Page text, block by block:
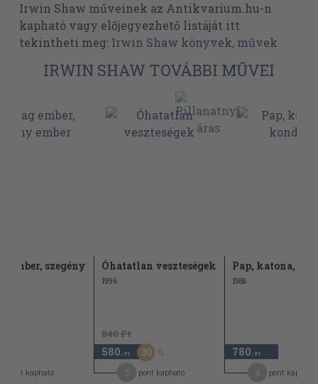
Irwin Shaw műveinek az Antikvarium.hu-n
kapható vagy előjegyezhető listáját itt
tekintheti meg: Irwin Shaw könyvek, művek
IRWIN SHAW TOVÁBBI MŰVEI
ember, szegény
pont kapható
Óhatatlan veszteségek
1996
840 Ft
580 ,-Ft 30
pont kapható
Pap, katona,
1988
780 ,-Ft
pont kapható